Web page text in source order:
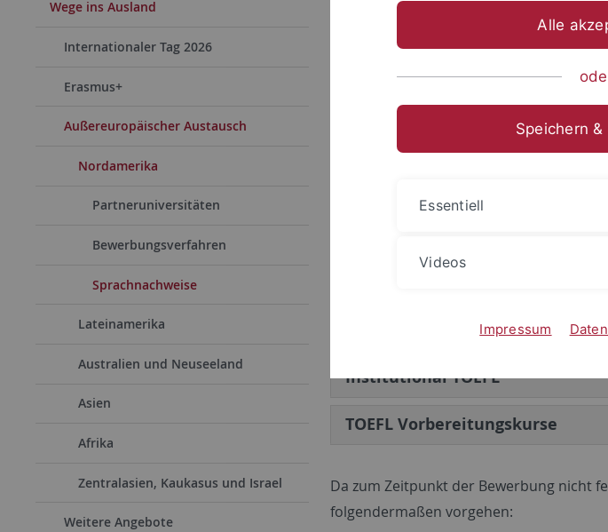
Wege ins Ausland
Internationaler Tag 2026
Erasmus+
Außereuropäischer Austausch
Nordamerika
Partneruniversitäten
Bewerbungsverfahren
Sprachnachweise
Lateinamerika
Australien und Neuseeland
Asien
Afrika
Zentralasien, Kaukasus und Israel
Weitere Angebote
ausreicht oder der Internet-Based
Achtung: diese Anforderungen
Internet-based TOEFL (iBT)
Institutional TOEFL
TOEFL Vorbereitungskurse
Da zum Zeitpunkt der Bewerbung nicht
folgendermaßen vorgehen:
Alle
Speichern
Essentiell
Videos
Impressum